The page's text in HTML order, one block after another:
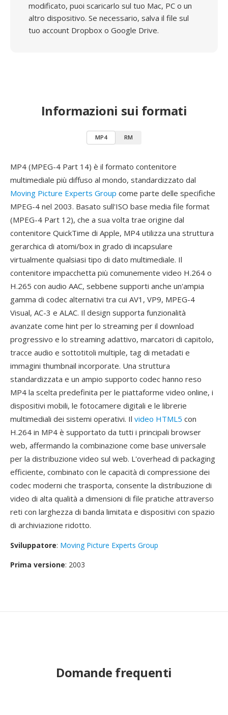
modificato, puoi scaricarlo sul tuo Mac, PC o un
altro dispositivo. Se necessario, salva il file sul
tuo account Dropbox o Google Drive.
Informazioni sui formati
MP4 RM
MP4 (MPEG-4 Part 14) è il formato contenitore
multimediale più diffuso al mondo, standardizzato dal
Moving Picture Experts Group come parte delle specifiche
MPEG-4 nel 2003. Basato sull'ISO base media file format
(MPEG-4 Part 12), che a sua volta trae origine dal
contenitore QuickTime di Apple, MP4 utilizza una struttura
gerarchica di atomi/box in grado di incapsulare
virtualmente qualsiasi tipo di dato multimediale. Il
contenitore impacchetta più comunemente video H.264 o
H.265 con audio AAC, sebbene supporti anche un'ampia
gamma di codec alternativi tra cui AV1, VP9, MPEG-4
Visual, AC-3 e ALAC. Il design supporta funzionalità
avanzate come hint per lo streaming per il download
progressivo e lo streaming adattivo, marcatori di capitolo,
tracce audio e sottotitoli multiple, tag di metadati e
immagini thumbnail incorporate. Una struttura
standardizzata e un ampio supporto codec hanno reso
MP4 la scelta predefinita per le piattaforme video online, i
dispositivi mobili, le fotocamere digitali e le librerie
multimediali dei sistemi operativi. Il video HTML5 con
H.264 in MP4 è supportato da tutti i principali browser
web, affermando la combinazione come base universale
per la distribuzione video sul web. L'overhead di packaging
efficiente, combinato con le capacità di compressione dei
codec moderni che trasporta, consente la distribuzione di
video di alta qualità a dimensioni di file pratiche attraverso
reti con larghezza di banda limitata e dispositivi con spazio
di archiviazione ridotto.
Sviluppatore: Moving Picture Experts Group
Prima versione: 2003
Domande frequenti